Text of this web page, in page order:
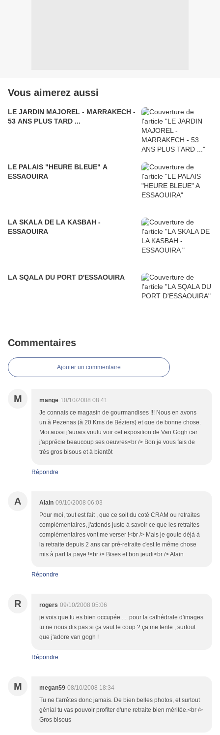
Vous aimerez aussi
LE JARDIN MAJOREL - MARRAKECH -
53 ANS PLUS TARD ...
LE PALAIS "HEURE BLEUE" A
ESSAOUIRA
LA SKALA DE LA KASBAH -
ESSAOUIRA
LA SQALA DU PORT D'ESSAOUIRA
Commentaires
Ajouter un commentaire
M mange 10/10/2008 08:41
Je connais ce magasin de gourmandises !!! Nous en avons
un à Pezenas (à 20 Kms de Béziers) et que de bonne chose.
Moi aussi j'aurais voulu voir cet exposition de Van Gogh car
j'apprécie beaucoup ses oeuvres<br /> Bon je vous fais de
très gros bisous et à bientôt
Répondre
A Alain 09/10/2008 06:03
Pour moi, tout est fait , que ce soit du coté CRAM ou retraites
complémentaires, j'attends juste à savoir ce que les retraites
complémentaires vont me verser !<br /> Mais je goute déjà à
la retraite depuis 2 ans car pré-retraite c'est le même chose
mis à part la paye !<br /> Bises et bon jeudi<br /> Alain
Répondre
R rogers 09/10/2008 05:06
je vois que tu es bien occupée .... pour la cathédrale d'images
tu ne nous dis pas si ça vaut le coup ? ça me tente , surtout
que j'adore van gogh !
Répondre
M megan59 08/10/2008 18:34
Tu ne t'arrêtes donc jamais. De bien belles photos, et surtout
génial tu vas pouvoir profiter d'une retraite bien méritée.<br />
Gros bisous